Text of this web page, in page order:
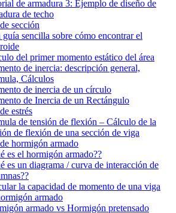
de armadura 3: Ejemplo de diseño de
de techo
sección
guía sencilla sobre cómo encontrar el
del primer momento estático del área
de inercia: descripción general,
Cálculos
de inercia de un círculo
de Inercia de un Rectángulo
estrés
de tensión de flexión – Cálculo de la
de flexión de una sección de viga
hormigón armado
es el hormigón armado??
es un diagrama / curva de interacción de
la capacidad de momento de una viga
armado
armado vs Hormigón pretensado